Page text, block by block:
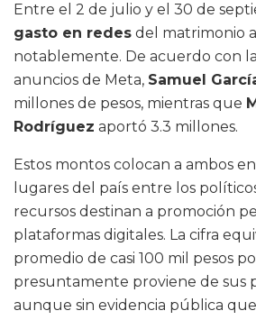
Entre el 2 de julio y el 30 de
gasto en redes del matrimonio
notablemente. De acuerdo con
anuncios de Meta, Samuel
millones de pesos, mientras que
Rodríguez aportó 3.3 millones.
Estos montos colocan a ambos
lugares del país entre los
recursos destinan a promoción
plataformas digitales. La cifra
promedio de casi 100 mil pesos
presuntamente proviene de sus
aunque sin evidencia pública